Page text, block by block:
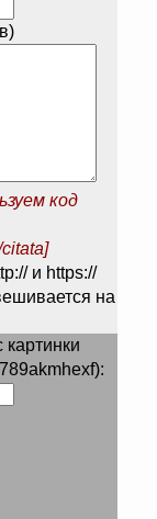
код
и https://
на
картинки